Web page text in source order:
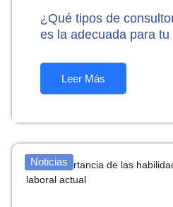
¿Qué tipos de
es la adecuada para
Leer Más
Noticias